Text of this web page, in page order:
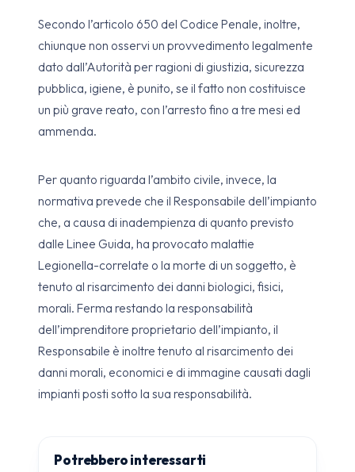
Secondo l’articolo 650 del Codice Penale, inoltre,
chiunque non osservi un provvedimento legalmente
dato dall’Autorità per ragioni di giustizia, sicurezza
pubblica, igiene, è punito, se il fatto non costituisce
un più grave reato, con l’arresto fino a tre mesi ed
ammenda.
Per quanto riguarda l’ambito civile, invece, la
normativa prevede che il Responsabile dell’impianto
che, a causa di inadempienza di quanto previsto
dalle Linee Guida, ha provocato malattie
Legionella-correlate o la morte di un soggetto, è
tenuto al risarcimento dei danni biologici, fisici,
morali. Ferma restando la responsabilità
dell’imprenditore proprietario dell’impianto, il
Responsabile è inoltre tenuto al risarcimento dei
danni morali, economici e di immagine causati dagli
impianti posti sotto la sua responsabilità.
Potrebbero interessarti